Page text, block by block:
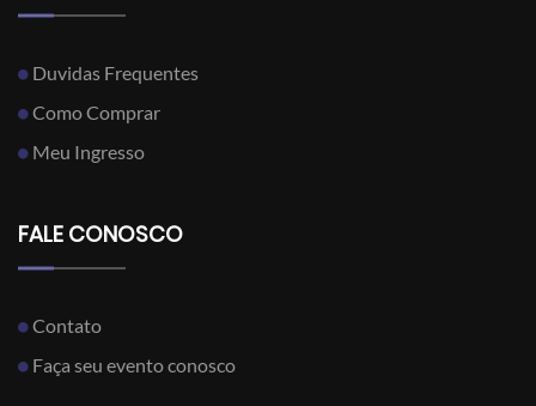
Duvidas Frequentes
Como Comprar
Meu Ingresso
FALE CONOSCO
Contato
Faça seu evento conosco